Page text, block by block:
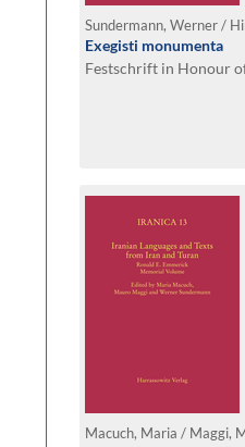
Exegisti monumenta
Festschrift in Honour